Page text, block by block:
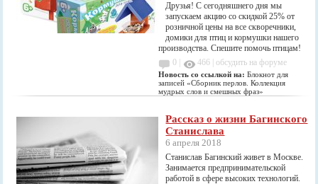
Друзья! С сегодняшнего дня мы
запускаем акцию со скидкой 25% от
розничной цены на все cкворечники,
домики для птиц и кормушки нашего
производства. Спешите помочь птицам!
0 |
466 |обсудить на форуме
Новость со ссылкой на:Блокнот для
записей «Сборник перлов. Коллекция
мудрых слов и смешных фраз»
Рассказ о жизни Багинского
Станислава
6 апреля 2018
Станислав Багинский живет в Москве.
Занимается предпринимательской
работой в сфере высоких технологий.